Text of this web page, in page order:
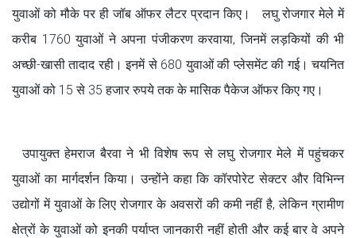
युवाओं को मौके पर ही जॉब ऑफर लैटर प्रदान किए। लघु रोजगार मेले में
करीब 1760 युवाओं ने अपना पंजीकरण करवाया, जिनमें लड़कियों की भी
अच्छी-खासी तादाद रही। इनमें से 680 युवाओं की प्लेसमेंट की गई। चयनित
युवाओं को 15 से 35 हजार रुपये तक के मासिक पैकेज ऑफर किए गए।
उपायुक्त हेमराज बैरवा ने भी विशेष रूप से लघु रोजगार मेले में पहुंचकर
युवाओं का मार्गदर्शन किया। उन्होंने कहा कि कॉरपोरेट सेक्टर और विभिन्न
उद्योगों में युवाओं के लिए रोजगार के अवसरों की कमी नहीं है, लेकिन ग्रामीण
क्षेत्रों के युवाओं को इनकी पर्याप्त जानकारी नहीं होती और कई बार वे अपने